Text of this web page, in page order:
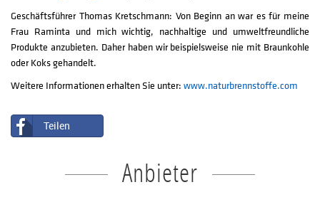
Geschäftsführer Thomas Kretschmann: Von Beginn an war es für meine
Frau Raminta und mich wichtig, nachhaltige und umweltfreundliche
Produkte anzubieten. Daher haben wir beispielsweise nie mit Braunkohle
oder Koks gehandelt.
Weitere Informationen erhalten Sie unter: www.naturbrennstoffe.com
Teilen
Anbieter